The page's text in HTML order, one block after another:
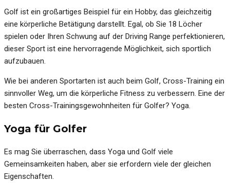
Golf ist ein großartiges Beispiel für ein Hobby, das gleichzeitig
eine körperliche Betätigung darstellt. Egal, ob Sie 18 Löcher
spielen oder Ihren Schwung auf der Driving Range perfektionieren,
dieser Sport ist eine hervorragende Möglichkeit, sich sportlich
aufzubauen.
Wie bei anderen Sportarten ist auch beim Golf, Cross-Training ein
sinnvoller Weg, um die körperliche Fitness zu verbessern. Eine der
besten Cross-Trainingsgewohnheiten für Golfer? Yoga.
Yoga für Golfer
Es mag Sie überraschen, dass Yoga und Golf viele
Gemeinsamkeiten haben, aber sie erfordern viele der gleichen
Eigenschaften.